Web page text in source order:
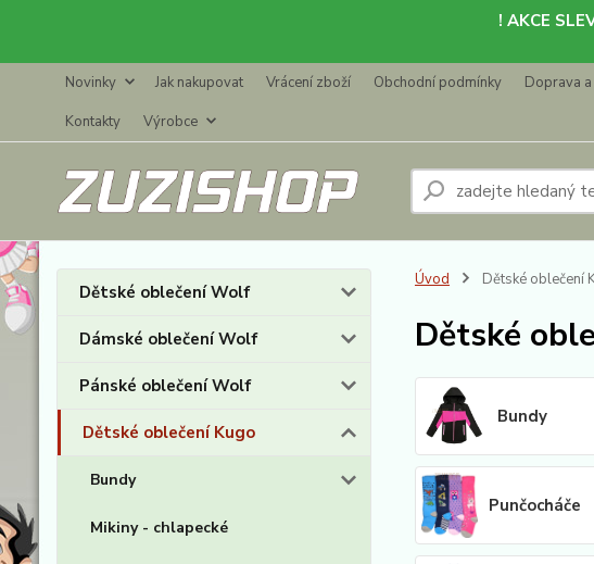
! AKCE
Novinky Jak nakupovat Vrácení zboží Obchodní podmínky Doprava
Kontakty
Výrobce
Dětské oblečení Wolf
Dámské oblečení Wolf
Pánské oblečení Wolf
Dětské oblečení Kugo
Bundy
Mikiny - chlapecké
Úvod Dětské oblečení
Dětské
Bundy
Punčocháče